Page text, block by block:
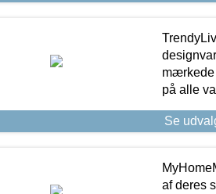
mærkede
på alle
Se
af deres